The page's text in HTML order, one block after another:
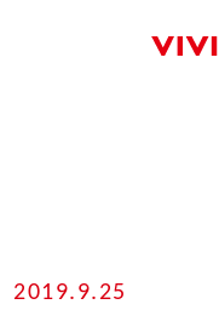
2019.9.25